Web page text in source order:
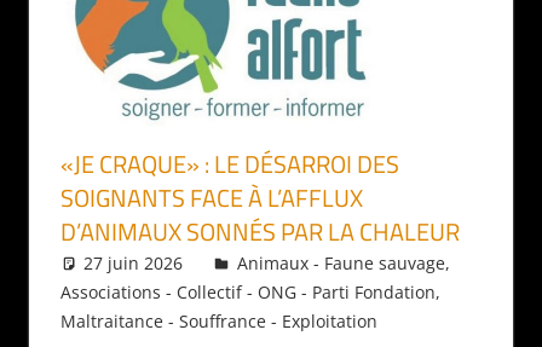
«JE CRAQUE» : LE DÉSARROI DES
SOIGNANTS FACE À L’AFFLUX
D’ANIMAUX SONNÉS PAR LA CHALEUR
27 juin 2026 Daniel
Animaux - Faune sauvage,
Associations - Collectif - ONG - Parti Fondation,
Maltraitance - Souffrance - Exploitation